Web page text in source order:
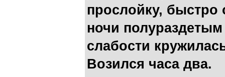
прослойку, быстро
ночи
слабости
Возился часа два.